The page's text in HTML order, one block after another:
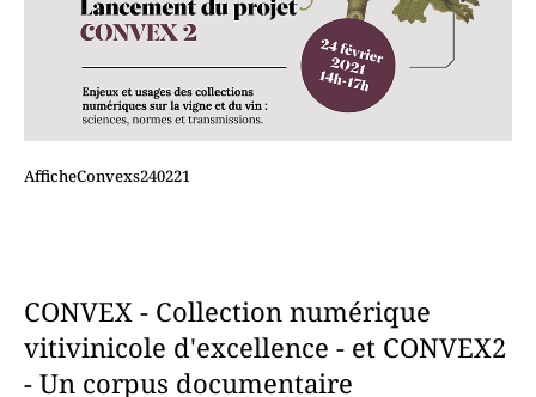
AfficheConvexs240221
CONVEX - Collection numérique
vitivinicole d'excellence - et CONVEX2
- Un corpus documentaire